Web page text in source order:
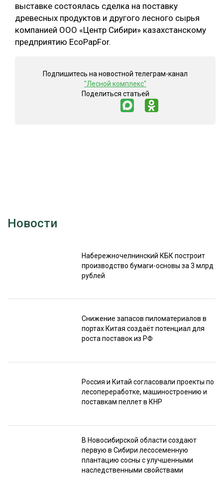
выставке состоялась сделка на поставку
древесных продуктов и другого лесного сырья
компанией ООО «Центр Сибири» казахстанскому
предприятию EcoPapFor.
Подпишитесь на новостной телеграм-канал
"Лесной комплекс"
Поделиться статьей
Новости
Набережночелнинский КБК построит
производство бумаги-основы за 3 млрд
рублей
Снижение запасов пиломатериалов в
портах Китая создаёт потенциал для
роста поставок из РФ
Россия и Китай согласовали проекты по
лесопереработке, машиностроению и
поставкам пеллет в КНР
В Новосибирской области создают
первую в Сибири лесосеменную
плантацию сосны с улучшенными
наследственными свойствами